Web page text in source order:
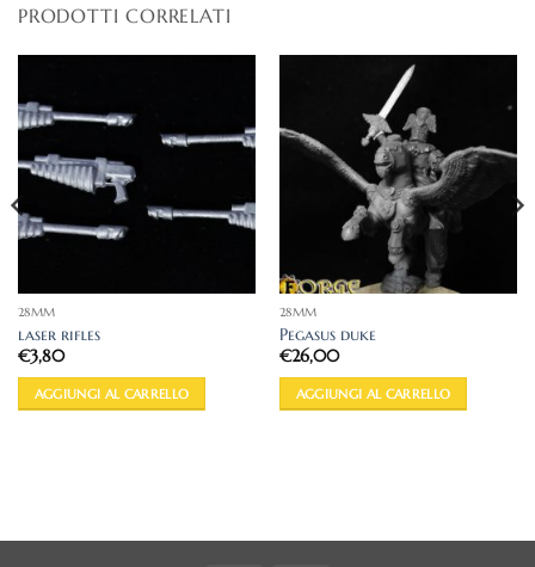
PRODOTTI CORRELATI
28MM
laser rifles
€3,80
AGGIUNGI AL CARRELLO
28MM
Pegasus duke
€26,00
AGGIUNGI AL CARRELLO